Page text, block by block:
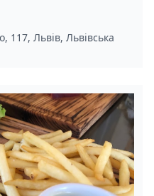
117, Львів, Львівська